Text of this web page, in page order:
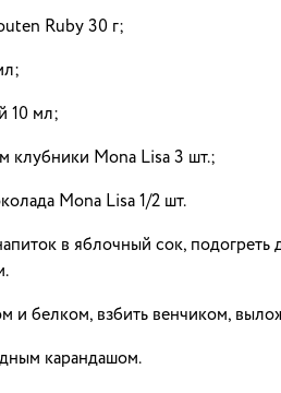
Ruby 30 г;
10 мл;
клубники Mona Lisa 3 шт.;
Mona Lisa 1/2 шт.
в яблочный сок, подогреть
и белком, взбить венчиком,
карандашом.